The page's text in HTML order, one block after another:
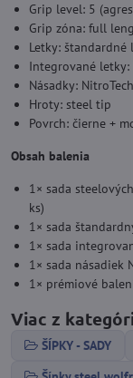
Grip level: 5
Grip zóna: full
Letky: štandardné
Integrované
Násadky:
Hroty: steel tip
Povrch: čierne +
Obsah balenia
1× sada
ks)
1× sada
1× sada
1× sada násadiek
1× prémiové
Viac z
ŠÍPKY - SADY